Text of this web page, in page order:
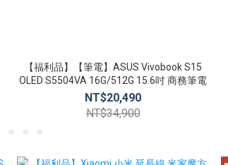
【福利品】【筆電】ASUS Vivobook S15
OLED S5504VA 16G/512G 15.6吋 商務筆電
NT$20,490
NT$34,900